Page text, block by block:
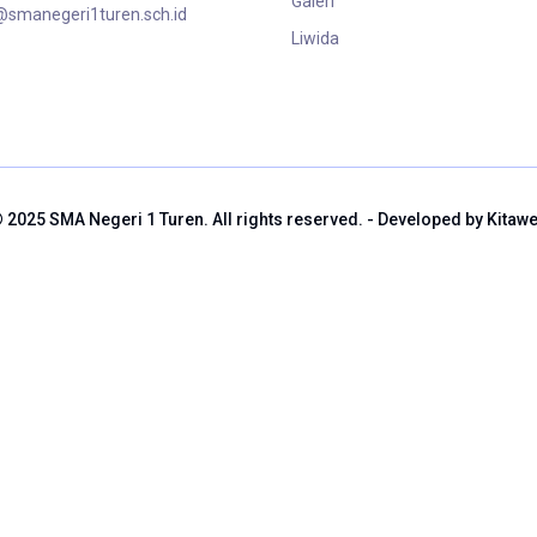
Liwida
2025 SMA Negeri 1 Turen. All rights reserved. - Developed by